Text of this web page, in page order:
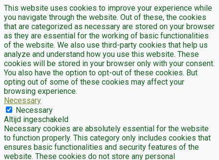
This website uses cookies to improve your experience while
you navigate through the website. Out of these, the cookies
that are categorized as necessary are stored on your browser
as they are essential for the working of basic functionalities
of the website. We also use third-party cookies that help us
analyze and understand how you use this website. These
cookies will be stored in your browser only with your consent.
You also have the option to opt-out of these cookies. But
opting out of some of these cookies may affect your
browsing experience.
Necessary
Necessary
Altijd ingeschakeld
Necessary cookies are absolutely essential for the website
to function properly. This category only includes cookies that
ensures basic functionalities and security features of the
website. These cookies do not store any personal